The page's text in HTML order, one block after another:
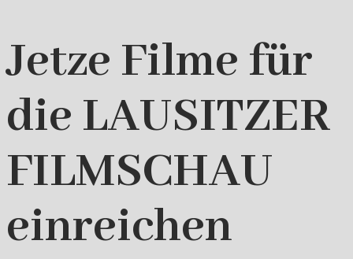
Jetze Filme für
die LAUSITZER
FILMSCHAU
einreichen